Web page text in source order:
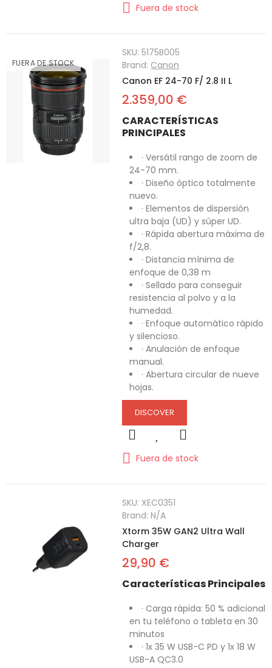
Fuera de stock
FUERA DE STOCK
SKU:5175B005
Brand: Canon
Canon EF 24-70 F/ 2.8 II L
2.359,00 €
CARACTERÍSTICAS
PRINCIPALES
· Versátil rango de zoom de
24-70 mm.
· Diseño óptico totalmente
nuevo.
· Elementos de dispersión
ultra baja (UD) y súper UD.
· Rápida abertura máxima de
f/2,8.
· Distancia mínima de
enfoque de 0,38 m
· Sellado para conseguir
resistencia al polvo y a la
humedad.
· Enfoque automático rápido
y silencioso.
· Anulación de enfoque
manual.
· Abertura circular de nueve
hojas.
DISCOVER
Fuera de stock
SKU: XEC0351
Brand:N/A
Xtorm 35W GAN2 Ultra Wall
Charger
29,90 €
Características Principales
· Carga rápida: 50 % adicional
en tu teléfono o tableta en 30
minutos
· 1x 35 W USB-C PD y 1x 18 W
USB-A QC3.0